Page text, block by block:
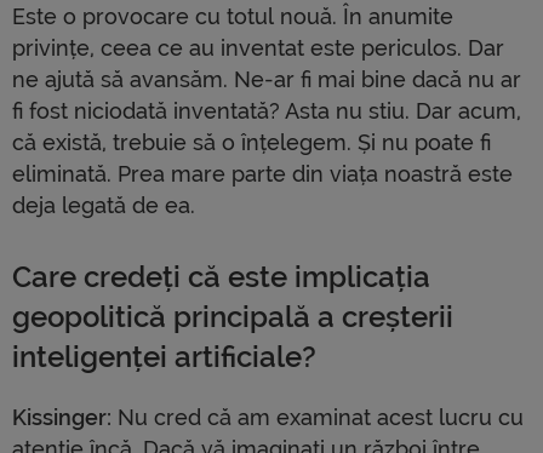
Este o provocare cu totul nouă. În anumite
privințe, ceea ce au inventat este periculos. Dar
ne ajută să avansăm. Ne-ar fi mai bine dacă nu ar
fi fost niciodată inventată? Asta nu stiu. Dar acum,
că există, trebuie să o înțelegem. Și nu poate fi
eliminată. Prea mare parte din viața noastră este
deja legată de ea.
Care credeți că este implicația
geopolitică principală a creșterii
inteligenței artificiale?
Kissinger: Nu cred că am examinat acest lucru cu